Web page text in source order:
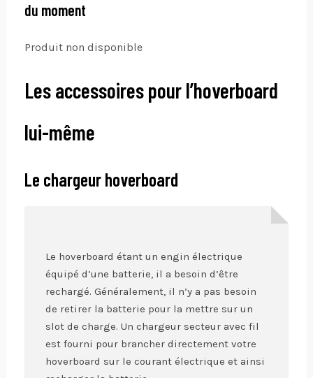
du moment
Produit non disponible
Les accessoires pour l’hoverboard
lui-même
Le chargeur hoverboard
Le hoverboard étant un engin électrique
équipé d’une batterie, il a besoin d’être
rechargé. Généralement, il n’y a pas besoin
de retirer la batterie pour la mettre sur un
slot de charge. Un chargeur secteur avec fil
est fourni pour brancher directement votre
hoverboard sur le courant électrique et ainsi